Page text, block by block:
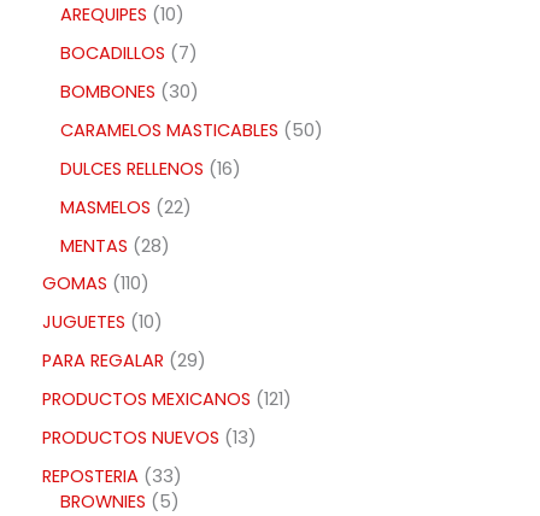
AREQUIPES 10
BOCADILLOS
7
BOMBONES
30
CARAMELOS MASTICABLES
50
DULCES RELLENOS 16
MASMELOS 22
MENTAS 28
GOMAS 110
JUGUETES 10
PARA REGALAR 29
PRODUCTOS MEXICANOS 121
PRODUCTOS NUEVOS 13
REPOSTERIA 33
BROWNIES
5